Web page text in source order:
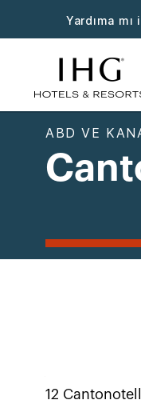
Yardıma mı
ABD VE
12 Canton